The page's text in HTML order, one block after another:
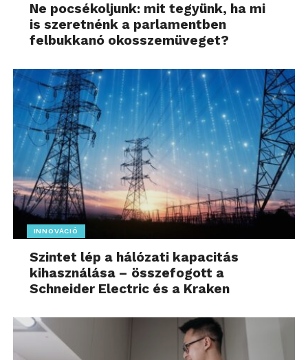
Ne pocsékoljunk: mit tegyünk, ha mi
is szeretnénk a parlamentben
felbukkanó okosszemüveget?
INNOVÁCIÓ
Szintet lép a hálózati kapacitás
kihasználása – összefogott a
Schneider Electric és a Kraken